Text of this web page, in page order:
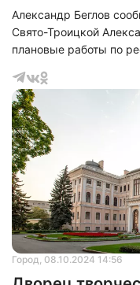
Александр Беглов
Свято-Троицкой
плановые работы по
Город, 08.10.2024 14:56